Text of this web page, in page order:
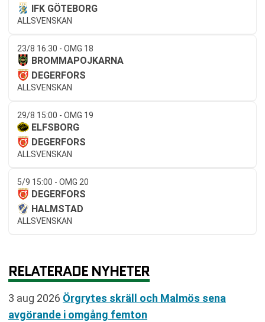
IFK GÖTEBORG
ALLSVENSKAN
23/8 16:30 - OMG 18
BROMMAPOJKARNA
DEGERFORS
ALLSVENSKAN
29/8 15:00 - OMG 19
ELFSBORG
DEGERFORS
ALLSVENSKAN
5/9 15:00 - OMG 20
DEGERFORS
HALMSTAD
ALLSVENSKAN
RELATERADE NYHETER
3 aug 2026 Örgrytes skräll och Malmös sena
avgörande i omgång femton